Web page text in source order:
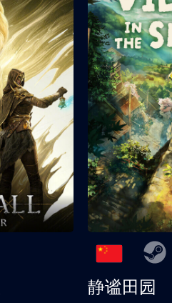
静谧田园